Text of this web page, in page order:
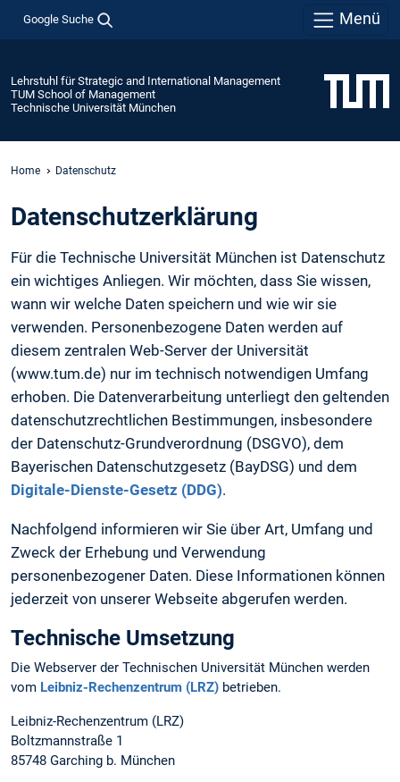
Google Suche Menü
Lehrstuhl für Strategic and International Management
TUM School of Management
Technische Universität München
Home Datenschutz
Daten­schutz­erklärung
Für die Technische Universität München ist Datenschutz
ein wichtiges Anliegen. Wir möchten, dass Sie wissen,
wann wir welche Daten speichern und wie wir sie
verwenden. Personenbezogene Daten werden auf
diesem zentralen Web-Server der Universität
(www.tum.de) nur im technisch notwendigen Umfang
erhoben. Die Datenverarbeitung unterliegt den geltenden
datenschutzrechtlichen Bestimmungen, insbesondere
der Datenschutz-Grundverordnung (DSGVO), dem
Bayerischen Datenschutzgesetz (BayDSG) und dem
Digitale-Dienste-Gesetz (DDG).
Nachfolgend informieren wir Sie über Art, Umfang und
Zweck der Erhebung und Verwendung
personenbezogener Daten. Diese Informationen können
jederzeit von unserer Webseite abgerufen werden.
Technische Umsetzung
Die Webserver der Technischen Universität München werden
vom Leibniz-Rechenzentrum (LRZ) betrieben.
Leibniz-Rechenzentrum (LRZ)
Boltzmannstraße 1
85748 Garching b. München